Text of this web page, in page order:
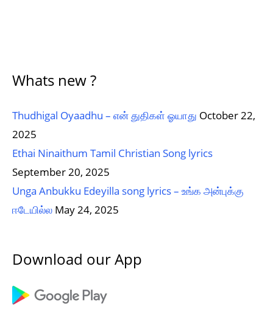
Whats new ?
Thudhigal Oyaadhu – என் துதிகள் ஓயாது October 22,
2025
Ethai Ninaithum Tamil Christian Song lyrics
September 20, 2025
Unga Anbukku Edeyilla song lyrics – உங்க அன்புக்கு
ஈடேயில்ல May 24, 2025
Download our App